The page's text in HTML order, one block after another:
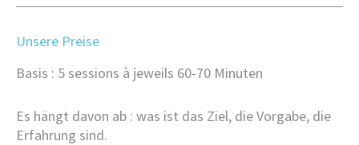
Unsere Preise
Basis : 5 sessions à jeweils 60-70 Minuten
Es hängt davon ab : was ist das Ziel, die Vorgabe, die
Erfahrung sind.